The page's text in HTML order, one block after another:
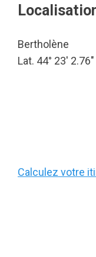
Bertholène
Lat. 44° 23′
Calculez votre